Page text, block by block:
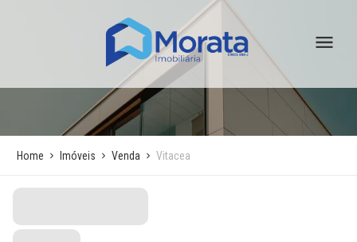
Home Imóveis Venda Vitacea